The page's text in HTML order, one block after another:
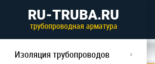
RU-TRUBA.RU
трубопроводная арматура
Изоляция трубопроводов